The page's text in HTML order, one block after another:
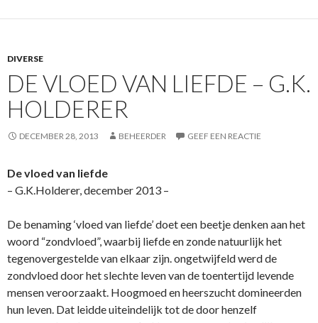
DIVERSE
DE VLOED VAN LIEFDE – G.K.
HOLDERER
DECEMBER 28, 2013 BEHEERDER GEEF EEN REACTIE
De vloed van liefde
– G.K.Holderer, december 2013 –
De benaming ‘vloed van liefde’ doet een beetje denken aan het
woord “zondvloed”, waarbij liefde en zonde natuurlijk het
tegenovergestelde van elkaar zijn. o­ngetwijfeld werd de
zondvloed door het slechte leven van de toentertijd levende
mensen veroorzaakt. Hoogmoed en heerszucht domineerden
hun leven. Dat leidde uiteindelijk tot de door henzelf